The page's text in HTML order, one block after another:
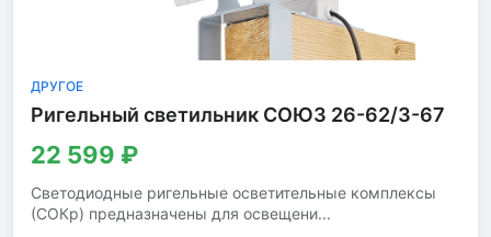
ДРУГОЕ
Ригельный светильник СОЮЗ 26-62/3-67
22 599 ₽
Светодиодные ригельные осветительные комплексы
(СОКр) предназначены для освещени...